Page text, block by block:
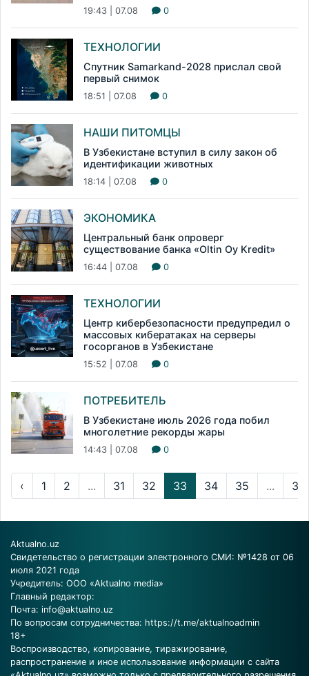
19:43 | 07.08 0
ТЕХНОЛОГИИ
Спутник Samarkand-2028 прислал свой
первый снимок
18:51 | 07.08 0
НАШИ ПИТОМЦЫ
В Узбекистане вступил в силу закон об
идентификации животных
18:14 | 07.08 0
ЭКОНОМИКА
Центральный банк опроверг
существование банка «Oltin Oy Kredit»
16:44 | 07.08 0
ТЕХНОЛОГИИ
Центр кибербезопасности предупредил о
массовых кибератаках на серверы
госорганов в Узбекистане
15:52 | 07.08 0
ПОТРЕБИТЕЛЬ
В Узбекистане июль 2026 года побил
многолетние рекорды жары
14:43 | 07.08 0
‹ 1 2 ... 31 32 33 34 35 ...
Aktualno.uz
Свидетельство о регистрации электронного СМИ: №1428 от 06
июля 2021 года
Учредитель: ООО «Aktualno media»
Главный редактор:
Почта: info@aktualno.uz
По вопросам сотрудничества: https://t.me/aktualnoadmin
18+
Воспроизводство, копирование, тиражирование,
распространение и иное использование информации с сайта